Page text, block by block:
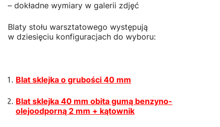
– dokładne wymiary w galerii zdjęć
Blaty stołu warsztatowego występują
w dziesięciu konfiguracjach do wyboru:
Blat sklejka o grubości 40 mm
Blat sklejka 40 mm obita gumą benzyno-
olejoodporną 2 mm + kątownik